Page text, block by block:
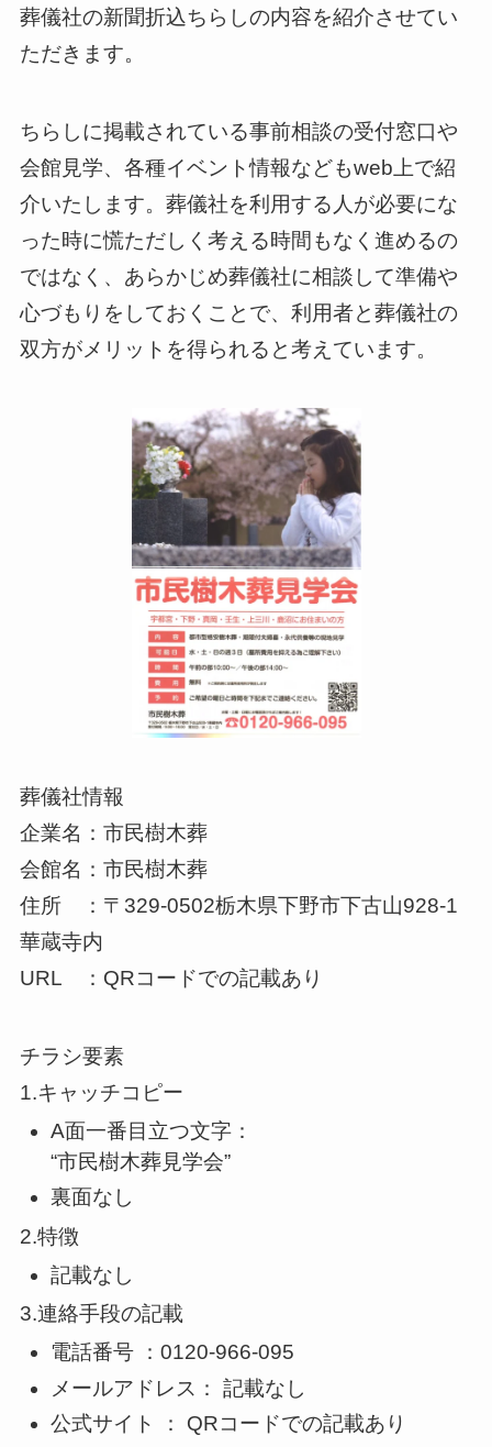
葬儀社の新聞折込ちらしの内容を紹介させてい
ただきます。
ちらしに掲載されている事前相談の受付窓口や
会館見学、各種イベント情報などもweb上で紹
介いたします。葬儀社を利用する人が必要にな
った時に慌ただしく考える時間もなく進めるの
ではなく、あらかじめ葬儀社に相談して準備や
心づもりをしておくことで、利用者と葬儀社の
双方がメリットを得られると考えています。
葬儀社情報
企業名：市民樹木葬
会館名：市民樹木葬
住所 ：〒329-0502栃木県下野市下古山928-1
華蔵寺内
URL ：QRコードでの記載あり
チラシ要素
1.キャッチコピー
A面一番目立つ文字：
“市民樹木葬見学会”
裏面なし
2.特徴
記載なし
3.連絡手段の記載
電話番号 ：0120-966-095
メールアドレス： 記載なし
公式サイト ： QRコードでの記載あり